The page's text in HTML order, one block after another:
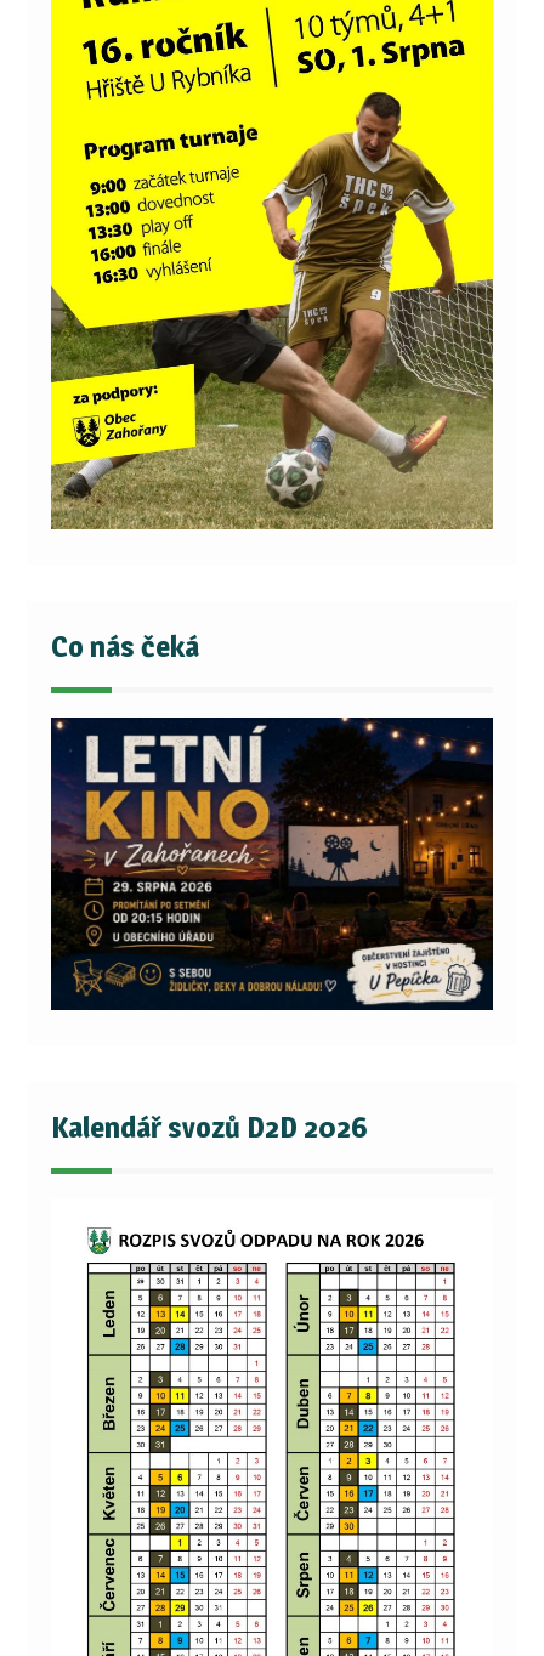
Co nás čeká
Kalendář svozů D2D 2026